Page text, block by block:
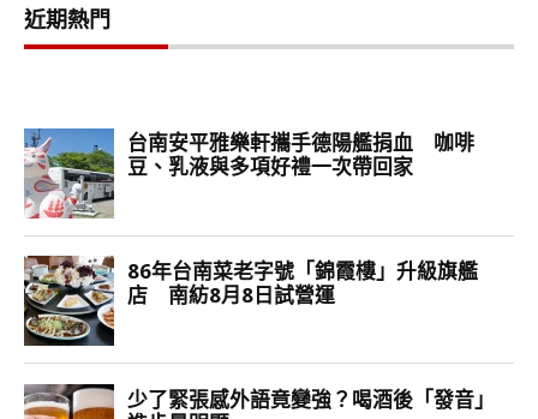
近期熱門